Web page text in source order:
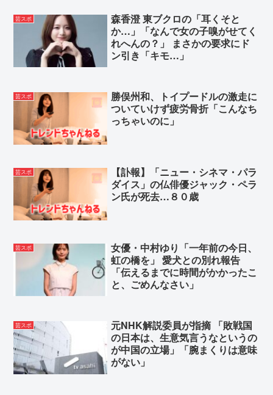
芸スポ
森香澄 東ブクロの「耳くそと
か…」「なんで女の子嗅がせてく
れへんの？」 まさかの要求にド
ン引き「キモ…」
芸スポ
勝俣州和、トイプードルの激走に
ついていけず疲労骨折「こんなち
っちゃいのに」
芸スポ
【訃報】「ニュー・シネマ・パラ
ダイス」の仏俳優ジャック・ペラ
ン氏が死去…８０歳
芸スポ
女優・中村ゆり「一年前の今日、
虹の橋を」 愛犬との別れ報告
「伝えるまでに時間がかかったこ
と、ごめんなさい」
芸スポ
元NHK解説委員が指摘 「敗戦国
の日本は、生意気言うなというの
が中国の立場」「腕まくりは意味
がない」